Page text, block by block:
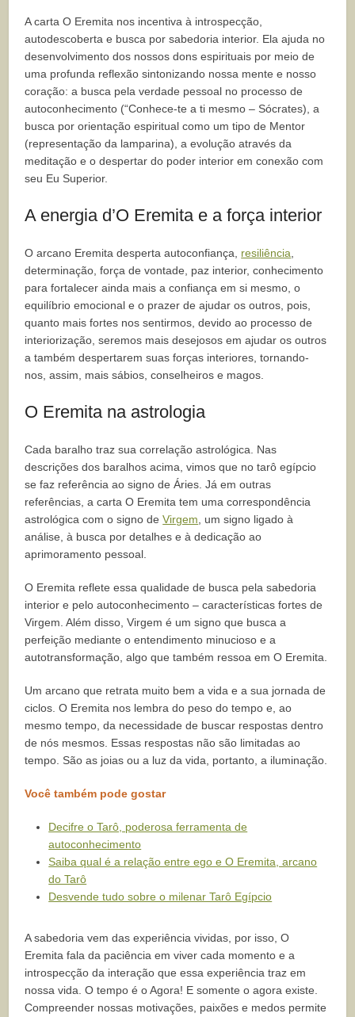
A carta O Eremita nos incentiva à introspecção,
autodescoberta e busca por sabedoria interior. Ela ajuda no
desenvolvimento dos nossos dons espirituais por meio de
uma profunda reflexão sintonizando nossa mente e nosso
coração: a busca pela verdade pessoal no processo de
autoconhecimento (“Conhece-te a ti mesmo – Sócrates), a
busca por orientação espiritual como um tipo de Mentor
(representação da lamparina), a evolução através da
meditação e o despertar do poder interior em conexão com
seu Eu Superior.
A energia d’O Eremita e a força interior
O arcano Eremita desperta autoconfiança, resiliência
determinação, força de vontade, paz interior, conhecimento
para fortalecer ainda mais a confiança em si mesmo, o
equilíbrio emocional e o prazer de ajudar os outros, pois,
quanto mais fortes nos sentirmos, devido ao processo de
interiorização, seremos mais desejosos em ajudar os outros
a também despertarem suas forças interiores, tornando-
nos, assim, mais sábios, conselheiros e magos.
O Eremita na astrologia
Cada baralho traz sua correlação astrológica. Nas
descrições dos baralhos acima, vimos que no tarô egípcio
se faz referência ao signo de Áries. Já em outras
referências, a carta O Eremita tem uma correspondência
astrológica com o signo deVirgem , um signo ligado à
análise, à busca por detalhes e à dedicação ao
aprimoramento pessoal.
O Eremita reflete essa qualidade de busca pela sabedoria
interior e pelo autoconhecimento – características fortes de
Virgem. Além disso, Virgem é um signo que busca a
perfeição mediante o entendimento minucioso e a
autotransformação, algo que também ressoa em O Eremita.
Um arcano que retrata muito bem a vida e a sua jornada de
ciclos. O Eremita nos lembra do peso do tempo e, ao
mesmo tempo, da necessidade de buscar respostas dentro
de nós mesmos. Essas respostas não são limitadas ao
tempo. São as joias ou a luz da vida, portanto, a iluminação.
Você também pode gostar
Decifre o Tarô, poderosa ferramenta de
autoconhecimento
Saiba qual é a relação entre ego e O Eremita, arcano
do Tarô
Desvende tudo sobre o milenar Tarô Egípcio
A sabedoria vem das experiência vividas, por isso, O
Eremita fala da paciência em viver cada momento e a
introspecção da interação que essa experiência traz em
nossa vida. O tempo é o Agora! E somente o agora existe.
Compreender nossas motivações, paixões e medos permite